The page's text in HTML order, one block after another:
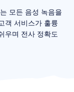
모든 음성 녹음을
객 서비스가 훌륭
우며 전사 정확도